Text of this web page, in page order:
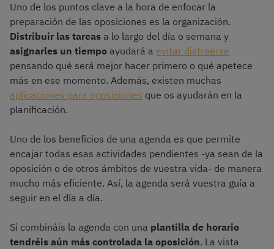
Uno de los puntos clave a la hora de enfocar la
preparación de las oposiciones es la organización.
Distribuir las tareas a lo largo del día o semana y
asignarles un tiempo ayudará a evitar distraerse
pensando qué será mejor hacer primero o qué apetece
más en ese momento. Además, existen muchas
aplicaciones para oposiciones que os ayudarán en la
planificación.
Uno de los beneficios de una agenda es que permite
encajar todas esas actividades pendientes -ya sean de la
oposición o de otros ámbitos de vuestra vida- de manera
mucho más eficiente. Así, la agenda será vuestra guía a
seguir en el día a día.
Si combináis la agenda con una plantilla de horario
tendréis aún más controlada la oposición. La vista